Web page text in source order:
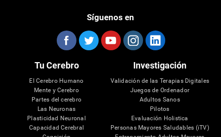
Síguenos en
Tu Cerebro
El Cerebro Humano
Mente y Cerebro
Partes del cerebro
Las Neuronas
Plasticidad Neuronal
Capacidad Cerebral
Investigación
Validación de las Terapias Digitales
Juegos de Ordenador
Adultos Sanos
Pilotos
Evaluación Holistica
Personas Mayores Saludables (iTV)